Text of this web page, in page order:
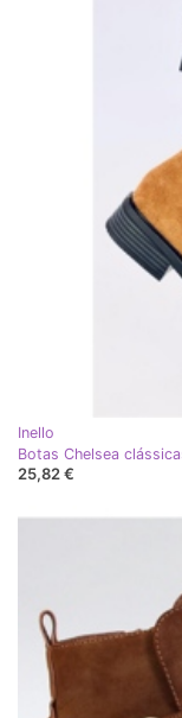
Inello
Botas Chelsea
25,82 €